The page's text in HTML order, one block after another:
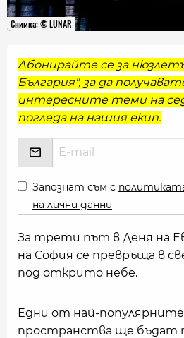
Снимка: © LUNAR
Абонирайте се за
България", за да
интересните теми на
погледа на нашия екип:
Запознат съм с
на лични данни
За трети път в Деня на
на София се превръща в
под открито небе.
Едни от най-популярните
пространства ще бъдат